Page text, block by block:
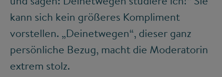
kann sich kein größeres Kompliment
vorstellen. „Deinetwegen“, dieser ganz
persönliche Bezug, macht die Moderatorin
extrem stolz.